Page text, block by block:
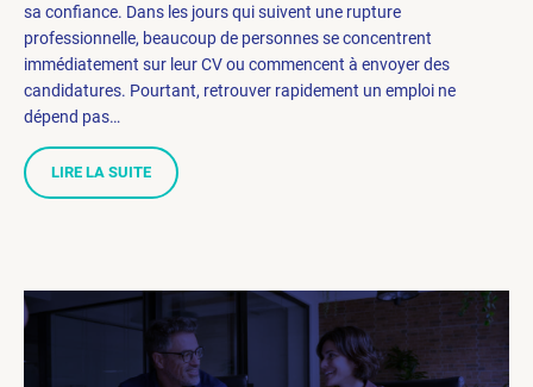
sa confiance. Dans les jours qui suivent une rupture
professionnelle, beaucoup de personnes se concentrent
immédiatement sur leur CV ou commencent à envoyer des
candidatures. Pourtant, retrouver rapidement un emploi ne
dépend pas…
LIRE LA SUITE